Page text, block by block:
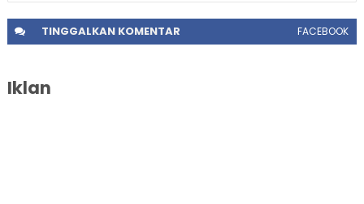
TINGGALKANKOMENTAR FACEBOOK
Iklan